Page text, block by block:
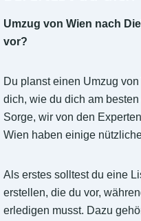
Umzug von Wien nach
vor?
Du planst einen Umzug
dich, wie du dich am
Sorge, wir von den
Wien haben einige
Als erstes solltest du eine
erstellen, die du vor,
erledigen musst. Dazu